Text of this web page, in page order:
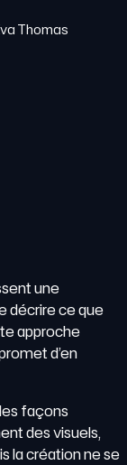
Thomas
une
décrire ce que
approche
d’en
façons
des visuels,
la création ne se